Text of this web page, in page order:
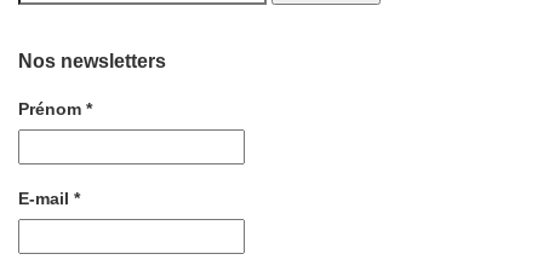
Nos newsletters
Prénom *
E-mail *